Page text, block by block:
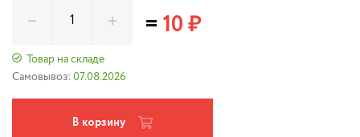
Товар на складе
Самовывоз: 07.08.2026
=10 ₽
В корзину